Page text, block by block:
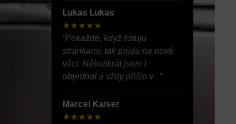
Lukas Lukas
★★★★★
"Pokaždé, když listuju
stránkami, tak prijdu na nové
věci. Několikrát jsem i
objednal a vždy přišlo v..."
Marcel Kaiser
★★★★★